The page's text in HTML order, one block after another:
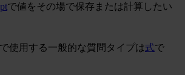
で値をその場で保存または計算したい
使用する一般的な質問タイプは式で